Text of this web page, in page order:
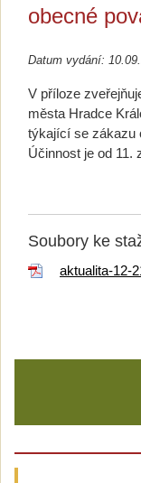
obecné
Datum vydání:
V příloze
města Hradce
týkající se zákazu
Účinnost je od 11.
Soubory ke
aktualita-12-